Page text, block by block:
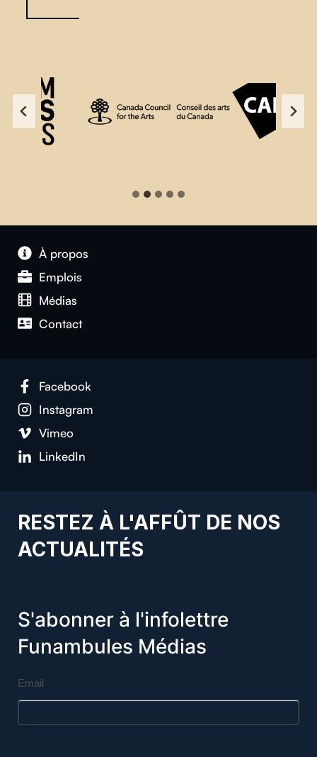
À propos
Emplois
Médias
Contact
Facebook
Instagram
Vimeo
LinkedIn
RESTEZ À L'AFFÛT DE NOS
ACTUALITÉS
S'abonner à l'infolettre
Funambules Médias
Email